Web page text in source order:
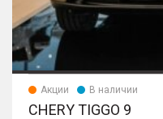
Акции В наличии
CHERY TIGGO 9